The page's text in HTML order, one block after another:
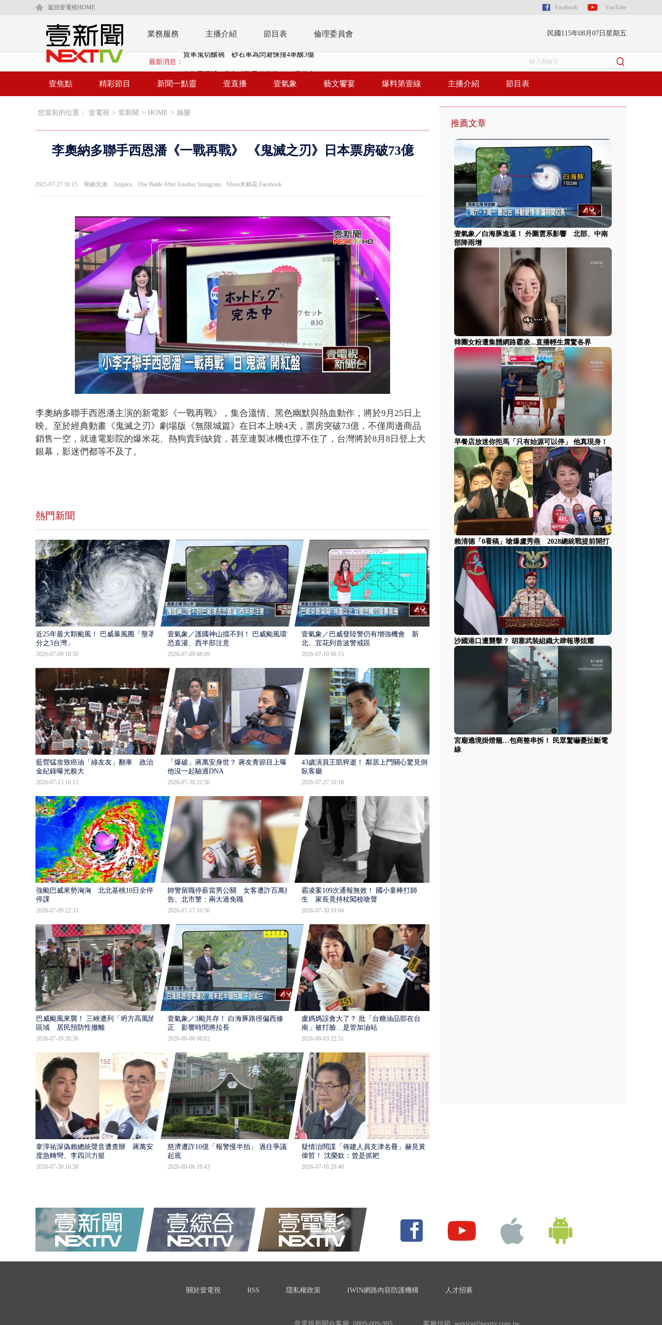
返回壹電視HOME Facebook YouTube
業務服務 主播介紹 節目表 倫理委員會 民國115年08月07日星期五
最新消息：
壹氣象／白海豚進逼！ 外圍雲系影響 北部...
狠詐慈濟「10.8億」 名律師聯手掮客騙買「B...
暗網買5000萬筆個資！ 網軍洩密中共遭起訴...
貨車鬼切釀禍 砂石車為閃避悚撞4車釀3傷
壹焦點 精彩節目 新聞一點靈 壹直播 壹氣象 藝文饗宴 爆料第壹線 主播介紹 節目表
您當前的位置： 壹電視 > 壹新聞 > HOME > 娛樂
李奧納多聯手西恩潘《一戰再戰》 《鬼滅之刃》日本票房破73億
2025-07-27 16:15 華納兄弟、Aniplex、One Battle After Another Instagram、Muse木棉花 Facebook
40.83%
李奧納多聯手西恩潘主演的新電影《一戰再戰》，集合溫情、黑色幽默與熱血動作，將於9月25日上
映。至於經典動畫《鬼滅之刃》劇場版《無限城篇》在日本上映4天，票房突破73億，不僅周邊商品
銷售一空，就連電影院的爆米花、熱狗賣到缺貨，甚至連製冰機也撐不住了，台灣將於8月8日登上大
銀幕，影迷們都等不及了。
熱門新聞
近25年最大顆颱風！ 巴威暴風圈「壟罩4
分之3台灣」
2026-07-09 18:50
壹氣象／護國神山擋不到！ 巴威颱風環流
恐直灌、西半部注意
2026-07-09 08:09
壹氣象／巴威發陸警仍有增強機會 新
北、宜花列首波警戒區
2026-07-10 08:15
藍營猛攻致癌油「綠友友」翻車 政治獻
金紀錄曝光糗大
2026-07-15 16:13
「爆破」蔣萬安身世？ 蔣友青節目上曝：
他沒一起驗過DNA
2026-07-30 22:50
43歲演員王凱猝逝！ 鄰居上門關心驚見倒
臥客廳
2026-07-27 10:18
強颱巴威來勢洶洶 北北基桃10日全停班
停課
2026-07-09 22:33
帥警留職停薪當男公關 女客遭詐百萬提
告、北市警：兩大過免職
2026-07-17 10:56
霸凌案109次通報無效！ 國小童棒打師
生 家長竟持杖闖校嗆聲
2026-07-30 19:04
巴威颱風來襲！ 三峽遭列「坍方高風險」
區域 居民預防性撤離
2026-07-10 20:36
壹氣象／3颱共存！ 白海豚路徑偏西修
正 影響時間將拉長
2026-08-06 08:02
盧媽媽誤會大了？ 批「台糖油品部在台
南」被打臉…是管加油站
2026-08-03 22:51
韋淳祐深偽賴總統聲音遭查辦 蔣萬安態
度急轉彎、李四川力挺
2026-07-30 16:58
慈濟遭詐10億「報警慢半拍」 過往爭議遭
起底
2026-08-06 19:43
疑情治間諜「佈建人員支津名冊」赫見黃
偉哲！ 沈榮欽：曾是抓耙
2026-07-16 20:48
推薦文章
壹氣象／白海豚進逼！ 外圍雲系影響 北部、中南
部降雨增
韓團女粉遭集體網路霸凌...直播輕生震驚各界
早餐店放迷你拒馬「只有始源可以停」 他真現身！
賴清德「0看稿」嗆爆盧秀燕 2028總統戰提前開打
沙國港口遭襲擊？ 胡塞武裝組織大肆報導炫耀
宮廟遶境掛燈籠…包商整串拆！ 民眾驚嚇憂扯斷電
線
關於壹電視 RSS 隱私權政策 IWIN網路內容防護機構 人才招募